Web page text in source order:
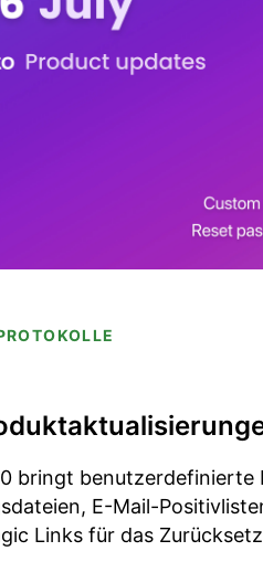
bringt benutzerdefinierte
E-Mail-
Links für das